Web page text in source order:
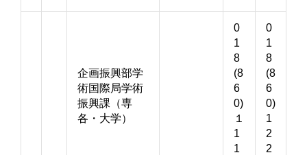
企画振興部学
術国際局学術
振興課（専
各・大学）
0
1
8
(8
6
0)
１
1
1
0
1
8
(8
6
0)
1
2
2